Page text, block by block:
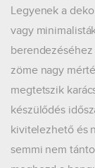
Legyenek a
vagy
zöme nagy
megtetszik
készülődés
kivitelezhető és
semmi nem